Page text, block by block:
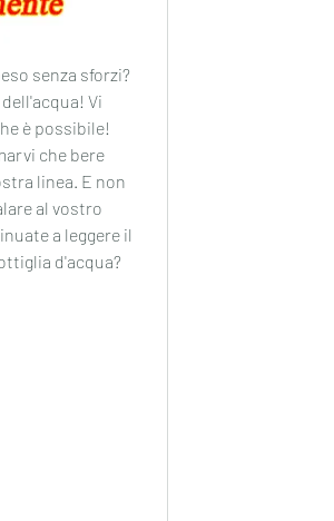
senza sforzi?
Vi
è possibile!
che bere
linea. E non
al vostro
a leggere il
d'acqua?